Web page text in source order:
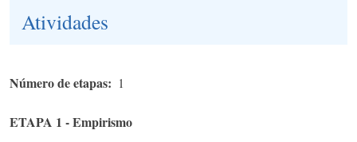
Atividades
Número de etapas 1
ETAPA 1 - Empirismo